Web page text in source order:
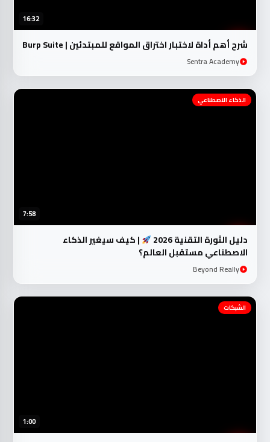
16:32
شرح أهم أداة لاختبار اختراق المواقع للمبتدئين | Burp Suite
Sentra Academy
7:58
الذكاء الاصطناعي
دليل الثورة التقنية 2026
| كيف سيغير الذكاء
الاصطناعي مستقبل العالم؟
Beyond Really
1:00
الشبكات